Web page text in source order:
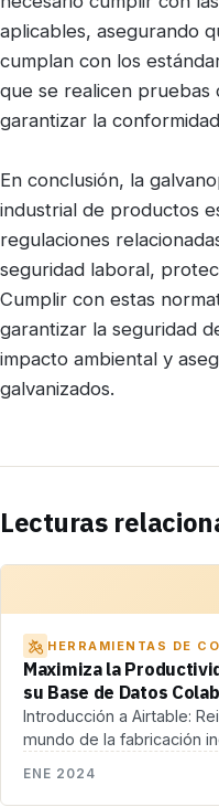
aplicables, asegurando
cumplan con los
que se realicen pruebas
garantizar la
En conclusión, la
industrial de productos
regulaciones
seguridad laboral,
Cumplir con estas
garantizar la seguridad
impacto ambiental y
galvanizados.
Lecturas
HERRAMIENTAS DE
Maximiza la
su Base de Datos
Introducción a Airtable:
mundo de la fabricación
ENE 2024